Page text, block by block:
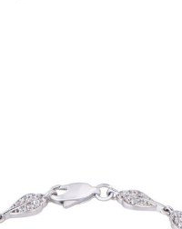
BST NHẪN NAM
BST SWEETIES
FAMILY